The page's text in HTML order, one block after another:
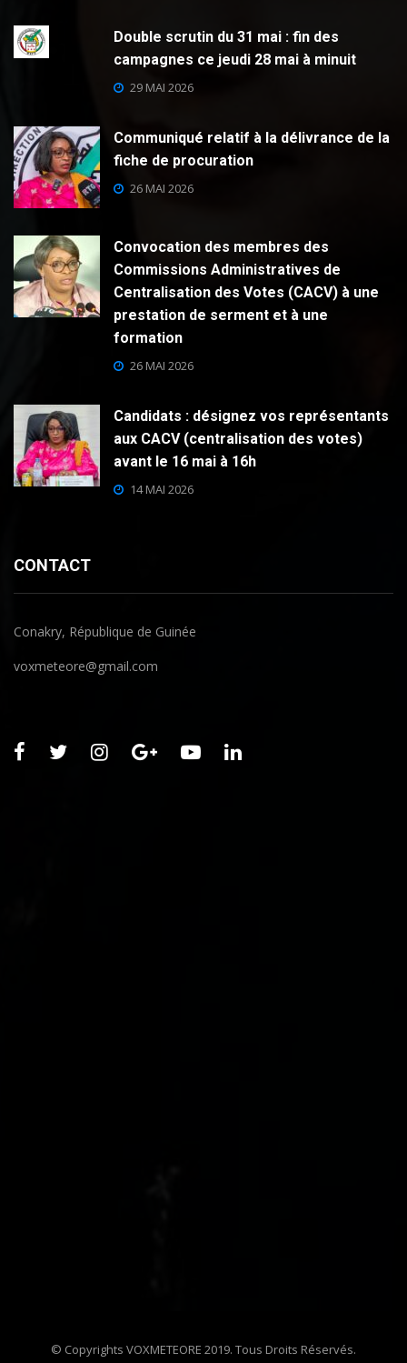
Double scrutin du 31 mai : fin des
campagnes ce jeudi 28 mai à minuit
29 MAI 2026
Communiqué relatif à la délivrance de la
fiche de procuration
26 MAI 2026
Convocation des membres des
Commissions Administratives de
Centralisation des Votes (CACV) à une
prestation de serment et à une
formation
26 MAI 2026
Candidats : désignez vos représentants
aux CACV (centralisation des votes)
avant le 16 mai à 16h
14 MAI 2026
CONTACT
Conakry, République de Guinée
voxmeteore@gmail.com
© Copyrights VOXMETEORE 2019. Tous Droits Réservés.